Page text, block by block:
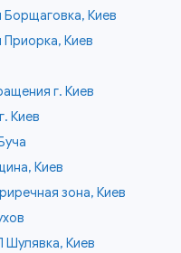
Киев
Киев
г. Киев
Киев
Киев
зона, Киев
Шулявка, Киев